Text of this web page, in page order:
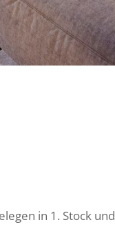
in 1. Stock und